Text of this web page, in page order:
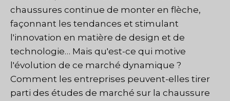
chaussures continue de monter en flèche,
façonnant les tendances et stimulant
l'innovation en matière de design et de
technologie… Mais qu'est-ce qui motive
l'évolution de ce marché dynamique ?
Comment les entreprises peuvent-elles tirer
parti des études de marché sur la chaussure